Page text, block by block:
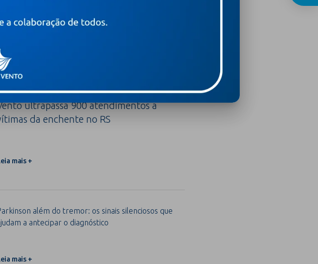
de agosto de 2026
Recomeçar do Hospital Moinhos de
ultrapassa 900 atendimentos a
da enchente no RS
mais +
além do tremor: os sinais silenciosos que
a antecipar o diagnóstico
mais +